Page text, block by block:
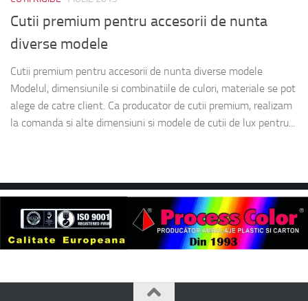
Cutii premium pentru accesorii de nunta
diverse modele
Cutii premium pentru accesorii de nunta diverse modele
Modelul, dimensiunile si combinatiile de culori, materiale se pot
alege de catre client. Ca producator de cutii premium, realizam
la comanda si alte dimensiuni si modele de cutii de lux pentru...